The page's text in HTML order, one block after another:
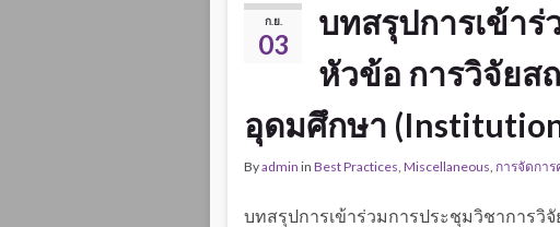
ก.ย.
03
บทสรุปการเข้า
หัวข้อ การวิจัยส
อุดมศึกษา
Byadmin in Best Practices Miscellaneous การจัดการ
บทสรุปการเข้าร่วมการประชุมวิชาการวิ